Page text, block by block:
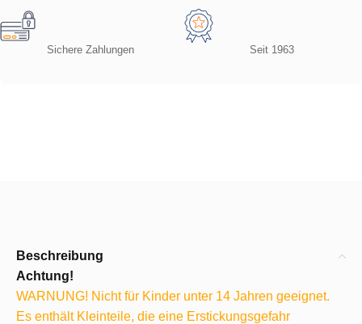
Sichere Zahlungen Seit 1963
Beschreibung
Achtung!
WARNUNG! Nicht für Kinder unter 14 Jahren geeignet.
Es enthält Kleinteile, die eine Erstickungsgefahr